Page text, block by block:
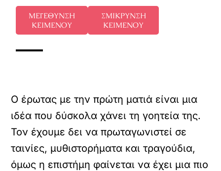
ΜΕΓΕΘΥΝΣΗ
ΚΕΙΜΕΝΟΥ
ΣΜΙΚΡΥΝΣΗ
ΚΕΙΜΕΝΟΥ
Ο έρωτας με την πρώτη ματιά είναι μια
ιδέα που δύσκολα χάνει τη γοητεία της.
Τον έχουμε δει να πρωταγωνιστεί σε
ταινίες, μυθιστορήματα και τραγούδια,
όμως η επιστήμη φαίνεται να έχει μια πιο